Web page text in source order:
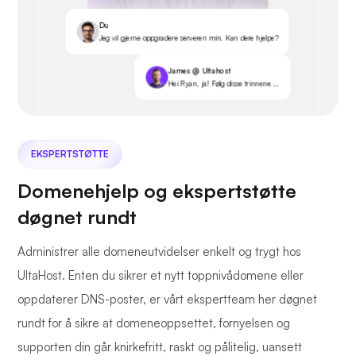
Du
Jeg vil gjerne oppgradere serveren min. Kan dere hjelpe?
James @ Ultahost
Hei Ryan, ja! Følg disse trinnene ...
EKSPERTSTØTTE
Domenehjelp og ekspertstøtte
døgnet rundt
Administrer alle domeneutvidelser enkelt og trygt hos
UltaHost. Enten du sikrer et nytt toppnivådomene eller
oppdaterer DNS-poster, er vårt ekspertteam her døgnet
rundt for å sikre at domeneoppsettet, fornyelsen og
supporten din går knirkefritt, raskt og pålitelig, uansett